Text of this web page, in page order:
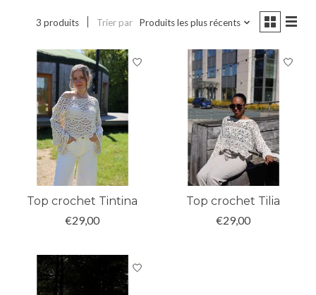
3 produits Trier par Produits les plus récents
Top crochet Tintina
€29,00
Top crochet Tilia
€29,00